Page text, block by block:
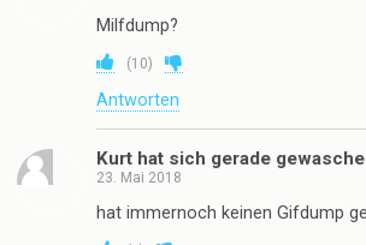
Milfdump?
(10)
Antworten
Kurt hat sich gerade
23. Mai 2018
hat immernoch keinen Gifdump